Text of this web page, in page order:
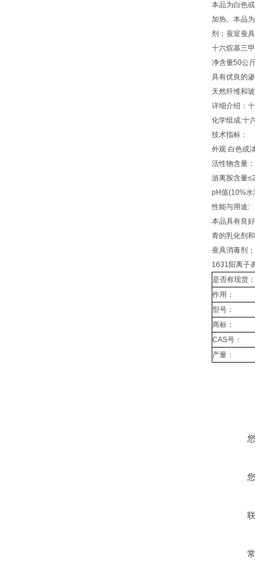
本品为白色
加热。本品
剂；蚕室蚕
十六烷基三
净含量50公
具有优良的
天然纤维和
详细介绍：
化学组成:十
技术指标：
外观 白色或
活性物含量：
游离胺含量
pH值(10%水
性能与用途:
本品具有良
青的乳化剂
蚕具消毒剂
1631阳离子
是否有现货：
作用：
型号：
商标：
CAS号：
产量：